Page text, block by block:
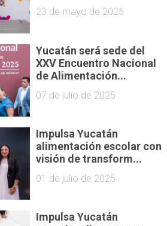
23 de mayo de 2025
Yucatán será sede del
XXV Encuentro Nacional
de Alimentación...
07 de julio de 2025
Impulsa Yucatán
alimentación escolar con
visión de transform...
01 de julio de 2025
Impulsa Yucatán